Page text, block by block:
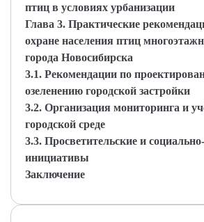
птиц в условиях урбанизации
Глава 3. Практические
охране населения птиц
города Новосибирска
3.1. Рекомендации по
озеленению городской застройки
3.2. Организация мониторинга и
городской среде
3.3. Просветительские и
инициативы
Заключение